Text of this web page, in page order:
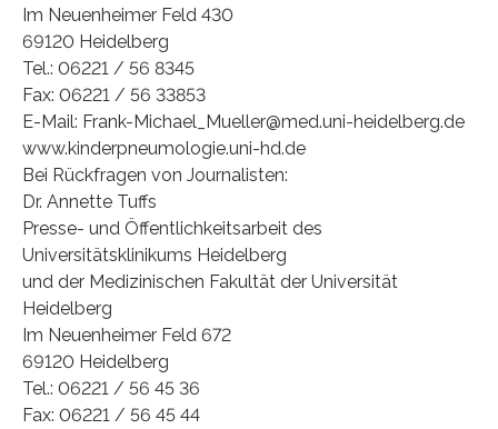
Im Neuenheimer Feld 430
69120 Heidelberg
Tel.: 06221 / 56 8345
Fax: 06221 / 56 33853
E-Mail: Frank-Michael_Mueller@med.uni-heidelberg.de
www.kinderpneumologie.uni-hd.de
Bei Rückfragen von Journalisten:
Dr. Annette Tuffs
Presse- und Öffentlichkeitsarbeit des
Universitätsklinikums Heidelberg
und der Medizinischen Fakultät der Universität
Heidelberg
Im Neuenheimer Feld 672
69120 Heidelberg
Tel.: 06221 / 56 45 36
Fax: 06221 / 56 45 44